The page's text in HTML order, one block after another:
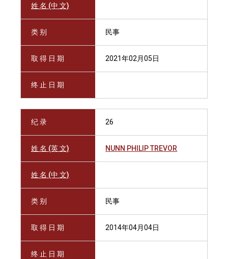
姓 名 (中 文)
类 别 民事
取 得 日 期 2021年02月05日
终 止 日 期
纪 录 26
姓 名 (英 文) NUNN PHILIP TREVOR
姓 名 (中 文)
类 别 民事
取 得 日 期 2014年04月04日
终 止 日 期